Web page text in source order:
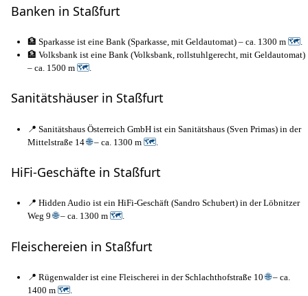
Banken in Staßfurt
🏦 Sparkasse ist eine Bank (Sparkasse, mit Geldautomat) – ca. 1300 m 🗺
🏦 Volksbank ist eine Bank (Volksbank, rollstuhlgerecht, mit Geldautomat)
– ca. 1500 m 🗺
Sanitätshäuser in Staßfurt
📍 Sanitätshaus Österreich GmbH ist ein Sanitätshaus (Sven Primas) in der
Mittelstraße 14🌐– ca. 1300 m 🗺
HiFi-Geschäfte in Staßfurt
📍 Hidden Audio ist ein HiFi-Geschäft (Sandro Schubert) in der Löbnitzer
Weg 9🌐– ca. 1300 m 🗺.
Fleischereien in Staßfurt
📍 Rügenwalder ist eine Fleischerei in der Schlachthofstraße 10🌐– ca.
1400 m 🗺